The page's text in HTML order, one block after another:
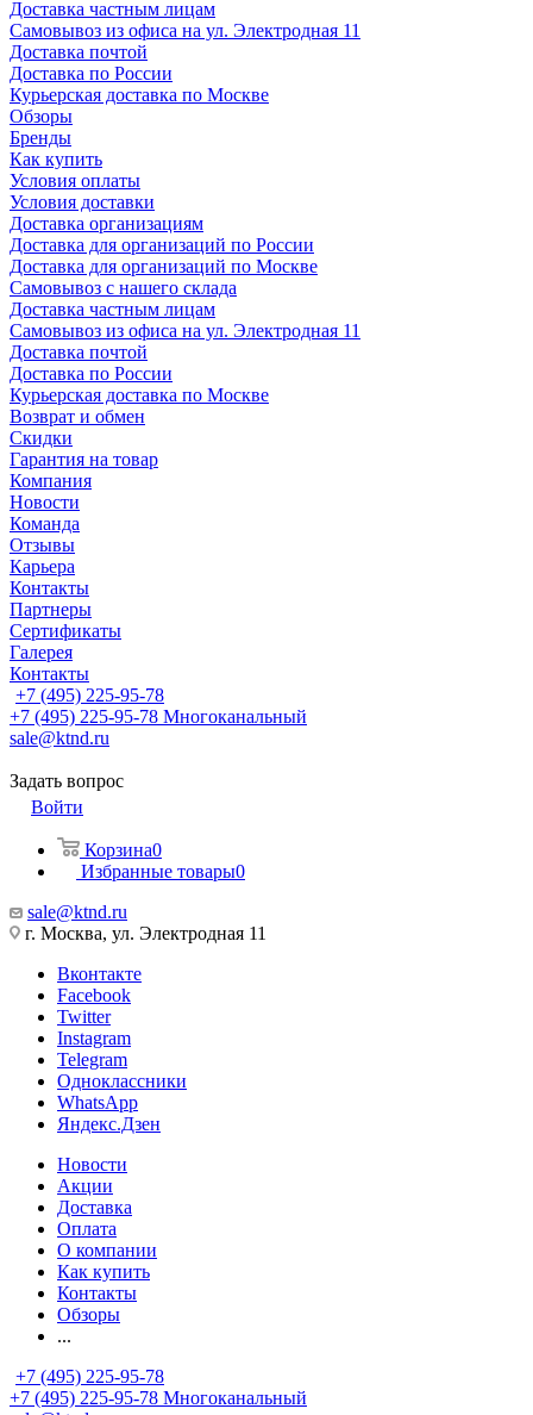
Доставка частным лицам
Самовывоз из офиса на ул. Электродная 11
Доставка почтой
Доставка по России
Курьерская доставка по Москве
Обзоры
Бренды
Как купить
Условия оплаты
Условия доставки
Доставка организациям
Доставка для организаций по России
Доставка для организаций по Москве
Самовывоз с нашего склада
Доставка частным лицам
Самовывоз из офиса на ул. Электродная 11
Доставка почтой
Доставка по России
Курьерская доставка по Москве
Возврат и обмен
Скидки
Гарантия на товар
Компания
Новости
Команда
Отзывы
Карьера
Контакты
Партнеры
Сертификаты
Галерея
Контакты
+7 (495) 225-95-78
+7 (495) 225-95-78 Многоканальный
sale@ktnd.ru
Задать вопрос
Войти
Корзина0
Избранные товары0
sale@ktnd.ru
г. Москва, ул. Электродная 11
Вконтакте
Facebook
Twitter
Instagram
Telegram
Одноклассники
WhatsApp
Яндекс.Дзен
Новости
Акции
Доставка
Оплата
О компании
Как купить
Контакты
Обзоры
...
+7 (495) 225-95-78
+7 (495) 225-95-78 Многоканальный